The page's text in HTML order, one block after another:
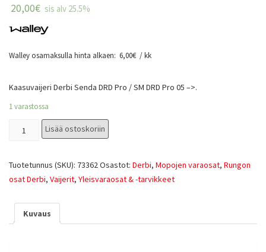
20,00€ sis alv 25.5%
Walley osamaksulla hinta alkaen: 6,00€ / kk
Kaasuvaijeri Derbi Senda DRD Pro / SM DRD Pro 05 –>.
1 varastossa
Lisää ostoskoriin
Tuotetunnus (SKU): 73362Osastot: Derbi, Mopojen varaosat, Rungon
osat Derbi, Vaijerit, Yleisvaraosat & -tarvikkeet
Kuvaus